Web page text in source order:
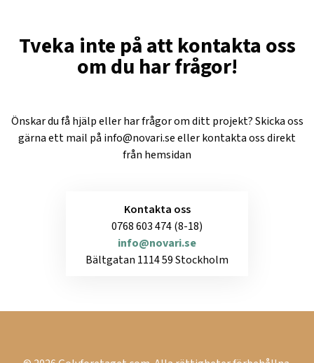
Tveka inte på att kontakta oss
om du har frågor!
Önskar du få hjälp eller har frågor om ditt projekt? Skicka oss
gärna ett mail på info@novari.seeller kontakta oss direkt
från hemsidan
Kontakta oss
0768 603 474 (8-18)
info@novari.se
Bältgatan 1114 59 Stockholm